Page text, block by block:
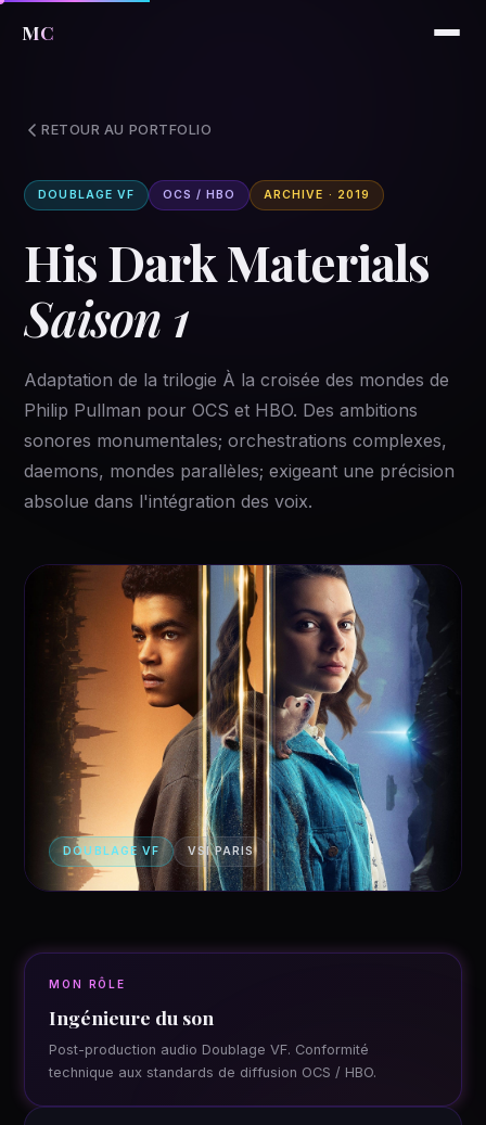
MC
RETOUR AU PORTFOLIO
DOUBLAGE VF OCS / HBO ARCHIVE · 2019
His Dark Materials
Saison 1
Adaptation de la trilogie À la croisée des mondes de
Philip Pullman pour OCS et HBO. Des ambitions
sonores monumentales; orchestrations complexes,
daemons, mondes parallèles; exigeant une précision
absolue dans l'intégration des voix.
DOUBLAGE VF VSI PARIS
MON RÔLE
Ingénieure du son
Post-production audio Doublage VF. Conformité
technique aux standards de diffusion OCS / HBO.